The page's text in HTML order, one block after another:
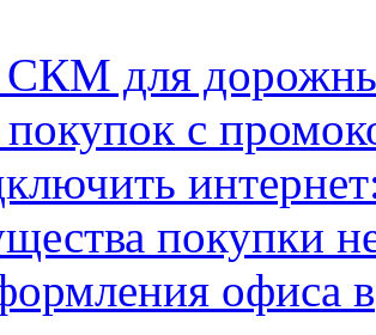
СКМ для
с
покупки
офиса в